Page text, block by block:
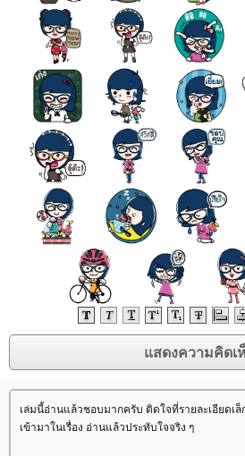
เล่มนี้อ่านแล้วชอบมากครับ ติดใจที่รายละเอียดเ
เข้ามาในเรื่อง อ่านแล้วประทับใจจริง ๆ